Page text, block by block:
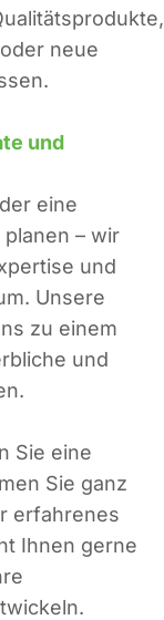
neue
und
eine
– wir
und
Unsere
zu einem
und
Sie eine
Sie ganz
erfahrenes
Ihnen gerne